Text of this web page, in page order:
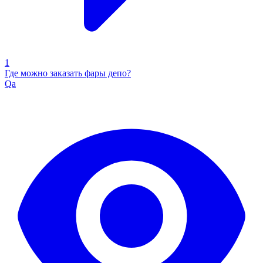
1
Где можно заказать фары депо?
Qa